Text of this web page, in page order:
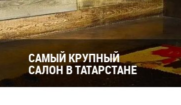
САМЫЙ КРУПНЫЙ
САЛОН В ТАТАРСТАНЕ